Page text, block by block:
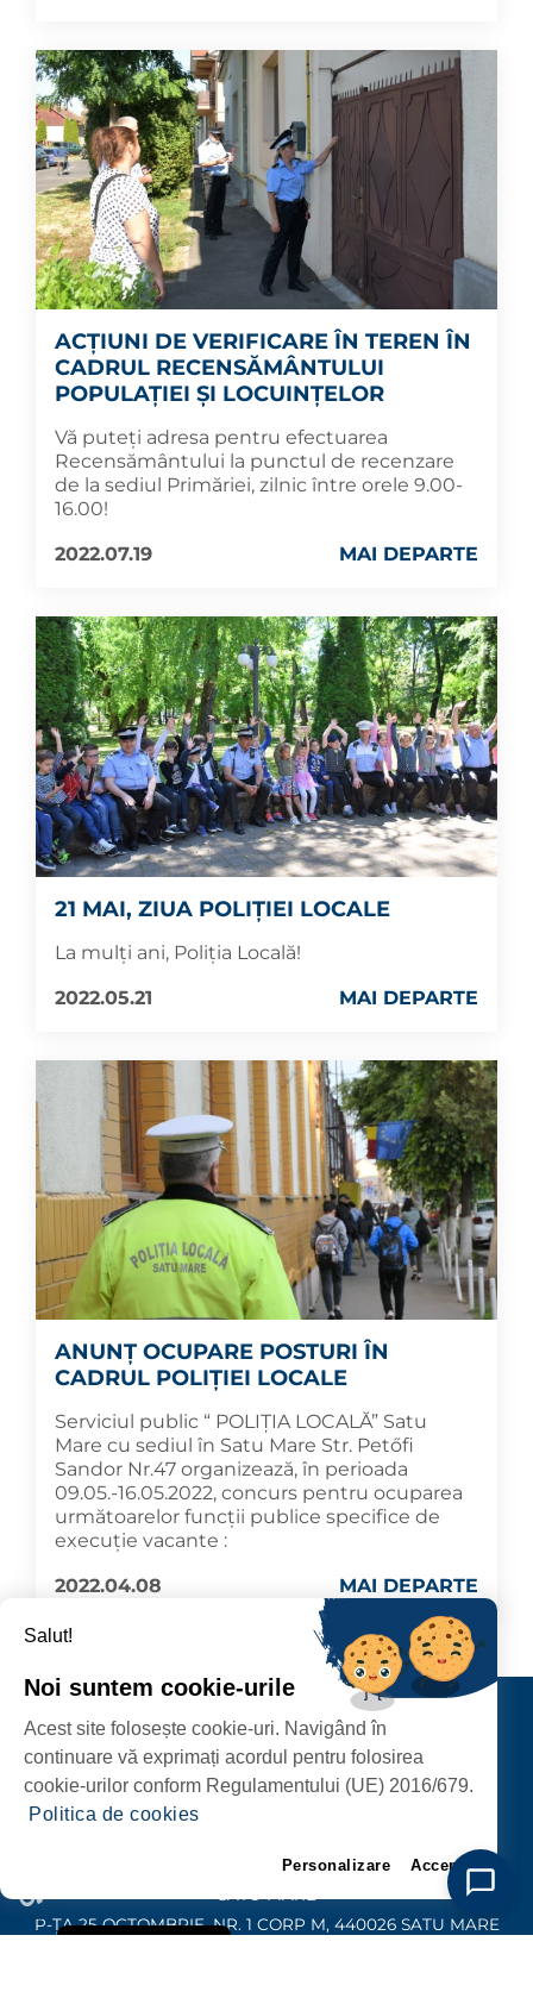
ACȚIUNI DE VERIFICARE ÎN TEREN ÎN
CADRUL RECENSĂMÂNTULUI
POPULAȚIEI ȘI LOCUINȚELOR
Vă puteți adresa pentru efectuarea
Recensământului la punctul de recenzare
de la sediul Primăriei, zilnic între orele 9.00-
16.00!
2022.07.19
MAI DEPARTE
21 MAI, ZIUA POLIȚIEI LOCALE
La mulți ani, Poliția Locală!
2022.05.21
MAI DEPARTE
ANUNŢ OCUPARE POSTURI ÎN
CADRUL POLIȚIEI LOCALE
Serviciul public “ POLIŢIA LOCALĂ” Satu
Mare cu sediul în Satu Mare Str. Petőfi
Sandor Nr.47 organizează, în perioada
09.05.-16.05.2022, concurs pentru ocuparea
următoarelor funcţii publice specifice de
execuție vacante :
2022.04.08
MAI DEPARTE
PRIMĂRIA MUNICIPIULUI
SATU MARE
P-ȚA 25 OCTOMBRIE, NR. 1 CORP M, 440026 SATU MARE
Contact
URMĂRIȚI-NE
Salut!
Noi suntem cookie-urile
Acest site folosește cookie-uri. Navigând în
continuare vă exprimați acordul pentru folosirea
cookie-urilor conform Regulamentului (UE) 2016/679.
Politica de cookies
Personalizare Accept